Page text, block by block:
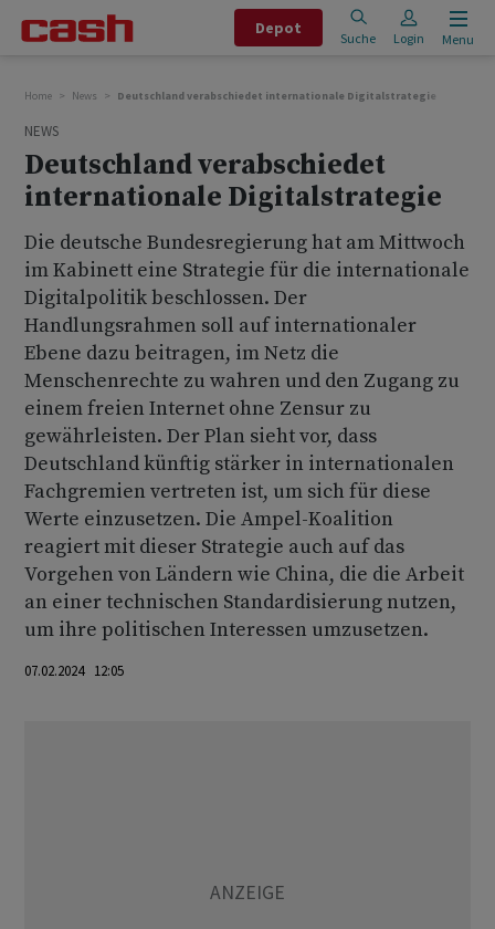
Depot
Suche Login Menu
Home News Deutschland verabschiedet internationale Digitalstrategie
NEWS
Deutschland verabschiedet
internationale Digitalstrategie
Die deutsche Bundesregierung hat am Mittwoch
im Kabinett eine Strategie für die internationale
Digitalpolitik beschlossen. Der
Handlungsrahmen soll auf internationaler
Ebene dazu beitragen, im Netz die
Menschenrechte zu wahren und den Zugang zu
einem freien Internet ohne Zensur zu
gewährleisten. Der Plan sieht vor, dass
Deutschland künftig stärker in internationalen
Fachgremien vertreten ist, um sich für diese
Werte einzusetzen. Die Ampel-Koalition
reagiert mit dieser Strategie auch auf das
Vorgehen von Ländern wie China, die die Arbeit
an einer technischen Standardisierung nutzen,
um ihre politischen Interessen umzusetzen.
07.02.2024 12:05